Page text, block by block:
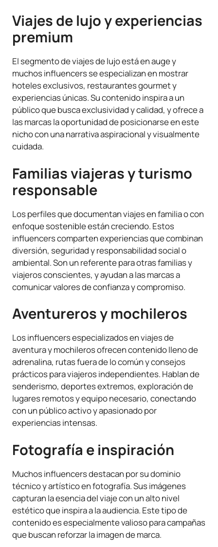
Viajes de lujo y experiencias
premium
El segmento de viajes de lujo está en auge y
muchos influencers se especializan en mostrar
hoteles exclusivos, restaurantes gourmet y
experiencias únicas. Su contenido inspira a un
público que busca exclusividad y calidad, y ofrece a
las marcas la oportunidad de posicionarse en este
nicho con una narrativa aspiracional y visualmente
cuidada.
Familias viajeras y turismo
responsable
Los perfiles que documentan viajes en familia o con
enfoque sostenible están creciendo. Estos
influencers comparten experiencias que combinan
diversión, seguridad y responsabilidad social o
ambiental. Son un referente para otras familias y
viajeros conscientes, y ayudan a las marcas a
comunicar valores de confianza y compromiso.
Aventureros y mochileros
Los influencers especializados en viajes de
aventura y mochileros ofrecen contenido lleno de
adrenalina, rutas fuera de lo común y consejos
prácticos para viajeros independientes. Hablan de
senderismo, deportes extremos, exploración de
lugares remotos y equipo necesario, conectando
con un público activo y apasionado por
experiencias intensas.
Fotografía e inspiración
Muchos influencers destacan por su dominio
técnico y artístico en fotografía. Sus imágenes
capturan la esencia del viaje con un alto nivel
estético que inspira a la audiencia. Este tipo de
contenido es especialmente valioso para campañas
que buscan reforzar la imagen de marca.